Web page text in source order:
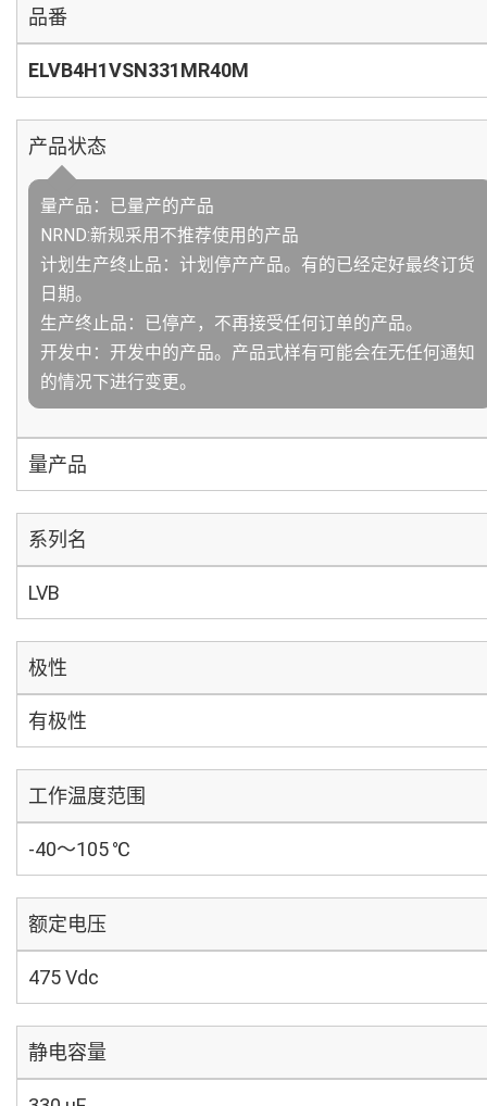
品番
ELVB4H1VSN331MR40M
产品状态
量产品：已量产的产品
NRND:新规采用不推荐使用的产品
计划生产终止品：计划停产产品。有的已经定好最终订货
日期。
生产终止品：已停产，不再接受任何订单的产品。
开发中：开发中的产品。产品式样有可能会在无任何通知
的情况下进行变更。
量产品
系列名
LVB
极性
有极性
工作温度范围
-40～105 ℃
额定电压
475 Vdc
静电容量